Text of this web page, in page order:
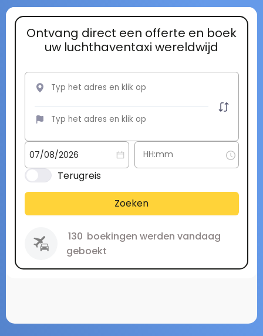
Ontvang direct een offerte en boek
uw luchthaventaxi wereldwijd
Terugreis
Zoeken
130 boekingen werden vandaag
geboekt